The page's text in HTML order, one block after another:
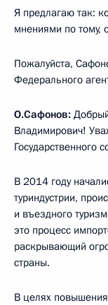
Я предлагаю так:
мнениями по тому,
Пожалуйста,
Федерального
О.Сафонов:
Владимирович!
Государственного
В 2014 году
туриндустрии,
и въездного
это процесс
раскрывающий
страны.
В целях